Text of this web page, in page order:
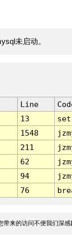
未启动。
Line
13
1548
211
62
94
76
来的访问不便我们深感